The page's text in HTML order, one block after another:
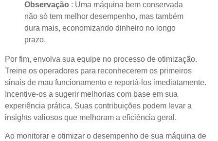
Observação : Uma máquina bem conservada
não só tem melhor desempenho, mas também
dura mais, economizando dinheiro no longo
prazo.
Por fim, envolva sua equipe no processo de otimização.
Treine os operadores para reconhecerem os primeiros
sinais de mau funcionamento e reportá-los imediatamente.
Incentive-os a sugerir melhorias com base em sua
experiência prática. Suas contribuições podem levar a
insights valiosos que melhoram a eficiência geral.
Ao monitorar e otimizar o desempenho de sua máquina de